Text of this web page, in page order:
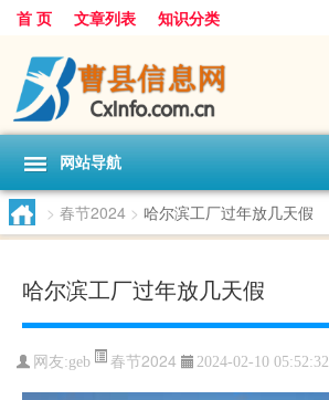
首 页 文章列表 知识分类
网站导航
> 春节2024 > 哈尔滨工厂过年放几天假
哈尔滨工厂过年放几天假
网友:geb 春节2024 2024-02-10 05:52:32